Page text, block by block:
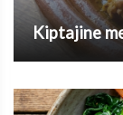
Kiptajine